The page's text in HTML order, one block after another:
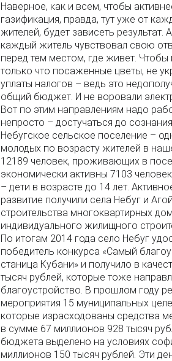
Наверное, как и всем, чтобы
газификация, правда, тут уже от
жителей, будет зависеть результат.
каждый житель чувствовал свою
перед тем местом, где живет.
только что посаженные цветы, не
уплаты налогов – ведь это
общий бюджет. И не воровали
Вот по этим направлениям надо
непросто – достучаться до
Небугское сельское поселение –
молодых по возрасту жителей в
12189 человек, проживающих в
экономически активны 7103
– дети в возрасте до 14 лет.
развитие получили села Небуг и
строительства многоквартирных
индивидуального жилищного
По итогам 2014 года село Небуг
победитель конкурса «Самый
станица Кубани» и получило в
тысяч рублей, которые тоже
благоустройство. В прошлом году
мероприятия 15 муниципальных
которые израсходованы средства
в сумме 67 миллионов 928 тысяч
бюджета выделено на условиях
миллионов 150 тысяч рублей. Эти